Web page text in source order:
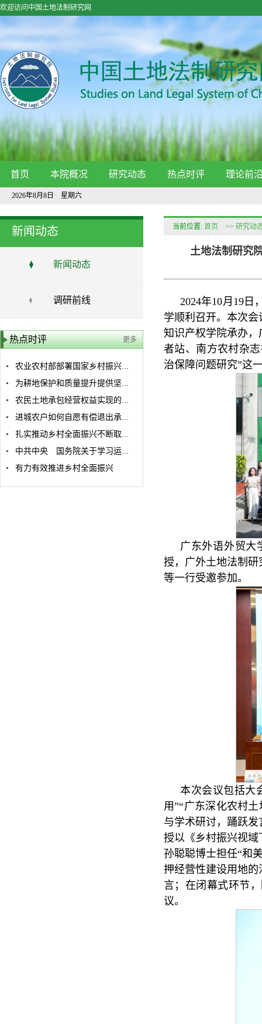
欢迎访问中国土地法制研究网
首页 本院概况 研究动态 热点时评 理论前
2026年8月8日 星期六
新闻动态
新闻动态
调研前线
热点时评 更多
农业农村部部署国家乡村振兴...
为耕地保护和质量提升提供坚...
农民土地承包经营权益实现的...
进城农户如何自愿有偿退出承...
扎实推动乡村全面振兴不断取...
中共中央 国务院关于学习运...
有力有效推进乡村全面振兴
当前位置: 首页 >> 研究动
土地法制研究
2024年10月19日
学顺利召开。本次
知识产权学院承办
者站、南方农村杂
治保障问题研究”这
广东外语外贸大
授，广外土地法制
等一行受邀参加。
本次会议包括大
用”“广东深化农村
与学术研讨，踊跃
授以《乡村振兴视
孙聪聪博士担任“和
押经营性建设用地
言；在闭幕式环节
议。